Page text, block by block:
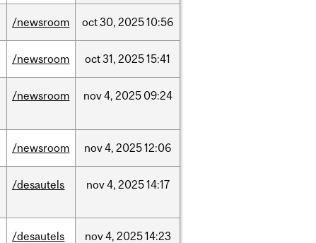
/newsroom oct30, 202510:56
/newsroom oct31, 202515:41
/newsroom nov4, 2025 09:24
/newsroom nov4, 202512:06
/desautels nov4, 202514:17
/desautels nov4, 202514:23